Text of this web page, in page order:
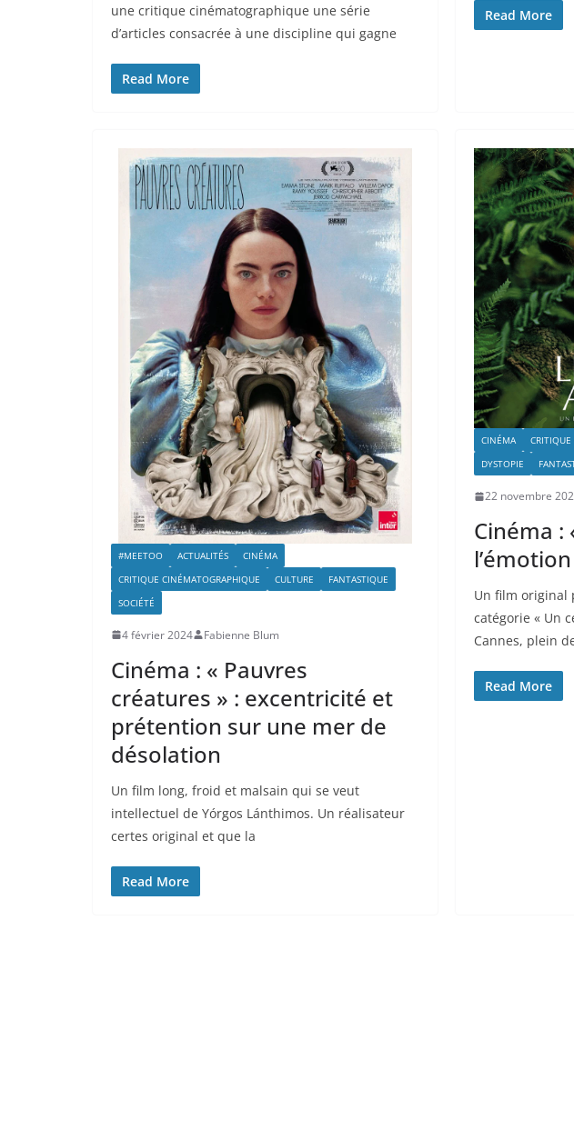
une critique cinématographique une série
d’articles consacrée à une discipline qui gagne
Read More
Read More
#MEETOO ACTUALITÉS
CINÉMA
CRITIQUE CINÉMATOGRAPHIQUE
CULTURE
FANTASTIQUE
SOCIÉTÉ
4 février 2024 Fabienne Blum
Cinéma : « Pauvres
créatures » : excentricité et
prétention sur une mer de
désolation
Un film long, froid et malsain qui se veut
intellectuel de Yórgos Lánthimos. Un réalisateur
certes original et que la
Read More
CINÉMA
DYSTOPIE
22 novembre
Cinéma :
Un film original
catégorie « Un
Cannes, plein
Read More